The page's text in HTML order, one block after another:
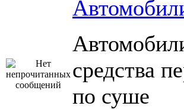
средства
по суше